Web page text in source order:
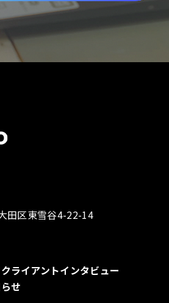
クライアントインタビュー
せ
田区東雪谷4-22-14